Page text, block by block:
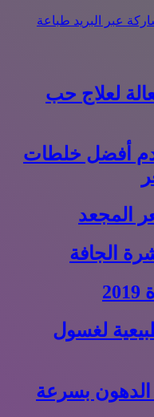
عبر البريد طباعة
لعلاج حب
أفضل خلطات
المجعد
الجافة
لغسول
بسرعة